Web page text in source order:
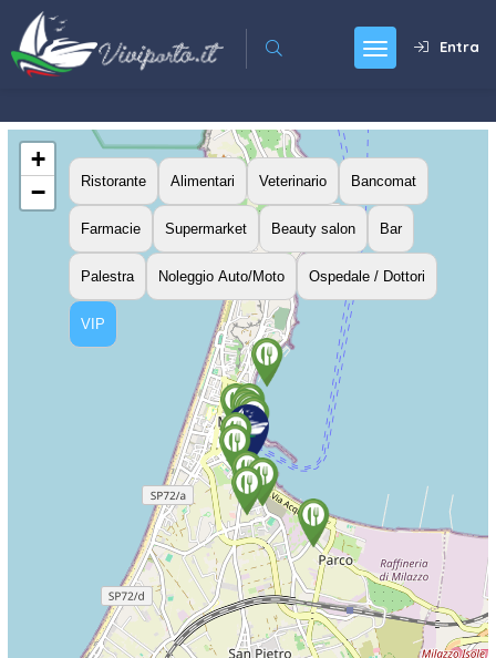
Entra
Ristorante Alimentari Veterinario Bancomat
Farmacie Supermarket Beauty salon Bar
Palestra Noleggio Auto/Moto Ospedale / Dottori
VIP
+
−